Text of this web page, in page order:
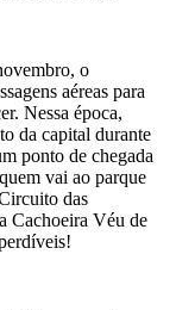
o
aéreas para
Nessa época,
da capital durante
ponto de chegada
vai ao parque
das
Cachoeira Véu de